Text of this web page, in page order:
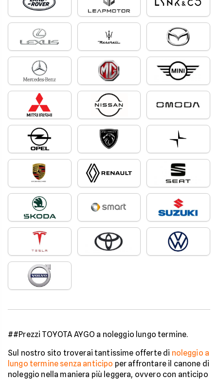
##Prezzi TOYOTA AYGO a noleggio lungo termine.
Sul nostro sito troverai tantissime offerte di noleggio a
lungo termine senza anticipo per affrontare il canone di
noleggio nella maniera più leggera, ovvero con anticipo